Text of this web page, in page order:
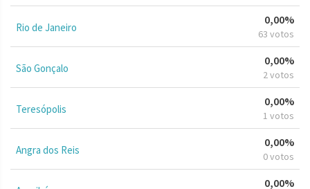
Rio de Janeiro
0,00%
63 votos
São Gonçalo
0,00%
2 votos
Teresópolis
0,00%
1 votos
Angra dos Reis
0,00%
0 votos
0,00%